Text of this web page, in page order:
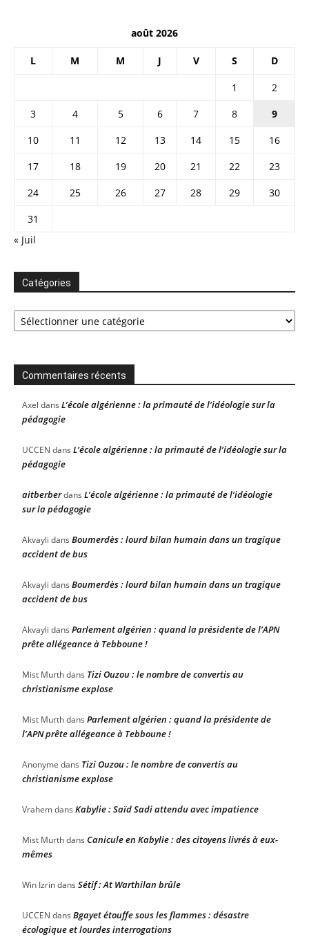
août 2026
L M M J V S D
1
2
3
4 5 6 7 8
9
10
11 12 13 14 15
16
17
18 19 20 21 22
23
24
25 26 27 28 29
30
31
« Juil
Catégories
Catégories
Commentaires récents
Axel dans L’école algérienne : la primauté de l’idéologie sur la
pédagogie
UCCEN dans L’école algérienne : la primauté de l’idéologie sur la
pédagogie
aitberberdans L’école algérienne : la primauté de l’idéologie
sur la pédagogie
Akvayli dans Boumerdès : lourd bilan humain dans un tragique
accident de bus
Akvayli dans Boumerdès : lourd bilan humain dans un tragique
accident de bus
Akvayli dans Parlement algérien : quand la présidente de l’APN
prête allégeance à Tebboune !
Mist Murthdans Tizi Ouzou : le nombre de convertis au
christianisme explose
Mist Murthdans Parlement algérien : quand la présidente de
l’APN prête allégeance à Tebboune !
Anonyme dans Tizi Ouzou : le nombre de convertis au
christianisme explose
Vrahemdans Kabylie : Saïd Sadi attendu avec impatience
Mist Murthdans Canicule en Kabylie : des citoyens livrés à eux-
mêmes
Win Izrindans Sétif : At Warthilan brûle
UCCEN dans Bgayet étouffe sous les flammes : désastre
écologique et lourdes interrogations